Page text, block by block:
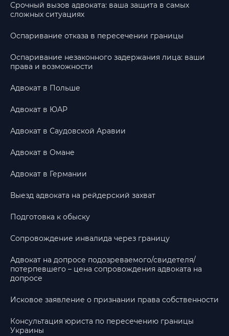
Срочный вызов адвоката: ваша защита в самых
сложных ситуациях
Оспаривание отказа в пересечении границы
Оспаривание незаконного задержания лица: ваши
права и возможности
Адвокат в Польше
Адвокат в ЮАР
Адвокат в Саудовской Аравии
Адвокат в Омане
Адвокат в Германии
Выезд адвоката на рейдерский захват
Подготовка к обыску
Сопровождение инвалида через границу
Адвокат на допросе подозреваемого/свидетеля/
потерпевшего – цена сопровождения адвоката на
допросе
Исковое заявление о признании права собственности
Консультация юриста по пересечению границы
Украины